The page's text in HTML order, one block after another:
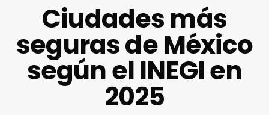
Ciudades más
seguras de México
según el INEGI en
2025